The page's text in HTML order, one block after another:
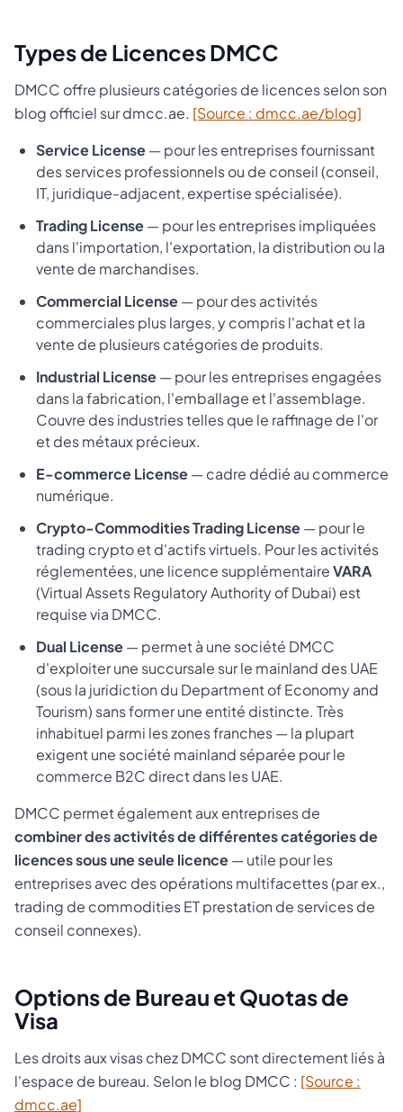
Types de Licences DMCC
DMCC offre plusieurs catégories de licences selon son
blog officiel sur dmcc.ae. [Source : dmcc.ae/blog]
Service License— pour les entreprises fournissant
des services professionnels ou de conseil (conseil,
IT, juridique-adjacent, expertise spécialisée).
Trading License— pour les entreprises impliquées
dans l'importation, l'exportation, la distribution ou la
vente de marchandises.
Commercial License— pour des activités
commerciales plus larges, y compris l'achat et la
vente de plusieurs catégories de produits.
Industrial License— pour les entreprises engagées
dans la fabrication, l'emballage et l'assemblage.
Couvre des industries telles que le raffinage de l'or
et des métaux précieux.
E-commerce License— cadre dédié au commerce
numérique.
Crypto-Commodities Trading License— pour le
trading crypto et d'actifs virtuels. Pour les activités
réglementées, une licence supplémentaireVARA
(Virtual Assets Regulatory Authority of Dubai) est
requise via DMCC.
Dual License— permet à une société DMCC
d'exploiter une succursale sur le mainland des UAE
(sous la juridiction du Department of Economy and
Tourism) sans former une entité distincte. Très
inhabituel parmi les zones franches — la plupart
exigent une société mainland séparée pour le
commerce B2C direct dans les UAE.
DMCC permet également aux entreprises de
combiner des activités de différentes catégories de
licences sous une seule licence— utile pour les
entreprises avec des opérations multifacettes (par ex.,
trading de commodities ET prestation de services de
conseil connexes).
Options de Bureau et Quotas de
Visa
Les droits aux visas chez DMCC sont directement liés à
l'espace de bureau. Selon le blog DMCC : [Source :
dmcc.ae]